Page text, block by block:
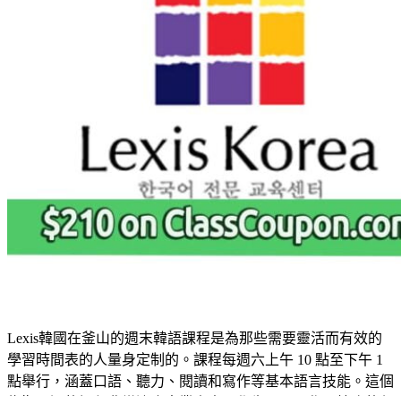
Lexis韓國在釜山的週末韓語課程是為那些需要靈活而有效的
學習時間表的人量身定制的。課程每週六上午 10 點至下午 1
點舉行，涵蓋口語、聽力、閱讀和寫作等基本語言技能。這個